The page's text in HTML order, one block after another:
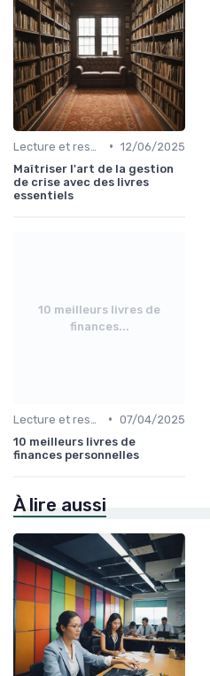
• 12/06/2025
Maîtriser l'art de la gestion
de crise avec des livres
essentiels
10 meilleurs livres de
finances...
• 07/04/2025
10 meilleurs livres de
finances personnelles
À lire aussi